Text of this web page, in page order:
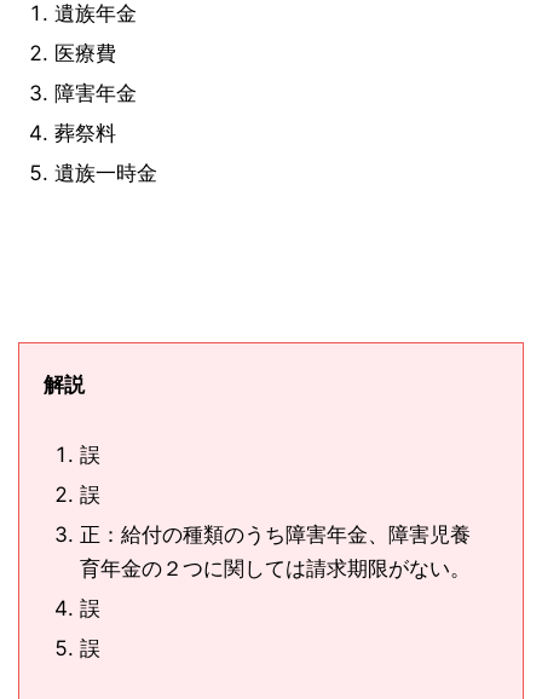
遺族年金
医療費
障害年金
葬祭料
遺族一時金
解説
誤
誤
正：給付の種類のうち障害年金、障害児養
育年金の２つに関しては請求期限がない。
誤
誤